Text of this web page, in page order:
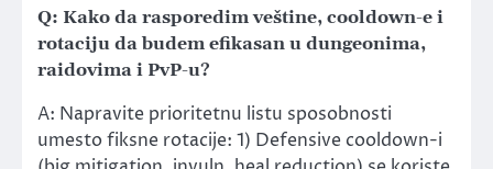
Q: Kako da rasporedim veštine, cooldown-e i
rotaciju da budem efikasan u dungeonima,
raidovima i PvP-u?
A: Napravite prioritetnu listu sposobnosti
umesto fiksne rotacije: 1) Defensive cooldown-i